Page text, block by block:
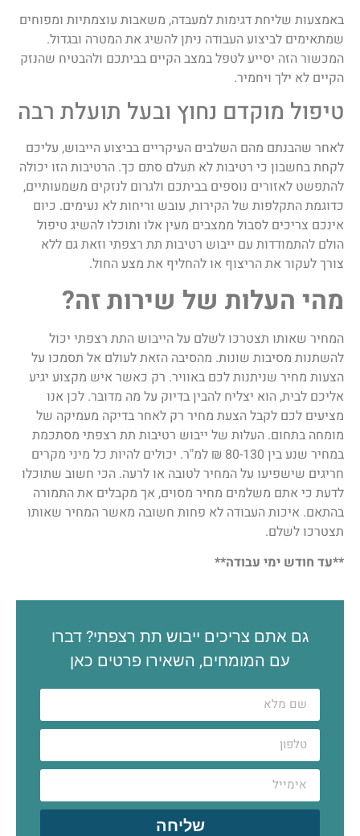
באמצעות שליחת דגימות למעבדה, משאבות עוצמתיות ומפוחים
שמתאימים לביצוע העבודה ניתן להשיג את המטרה ובגדול.
המכשור הזה יסייע לטפל במצב הקיים בביתכם ולהבטיח שהנזק
הקיים לא ילך ויחמיר.
טיפול מוקדם נחוץ ובעל תועלת רבה
לאחר שהבנתם מהם השלבים העיקריים בביצוע הייבוש, עליכם
לקחת בחשבון כי רטיבות לא תעלם סתם כך. הרטיבות הזו יכולה
להתפשט לאזורים נוספים בביתכם ולגרום לנזקים משמעותיים,
כדוגמת התקלפות של הקירות, עובש וריחות לא נעימים. כיום
אינכם צריכים לסבול ממצבים מעין אלו ותוכלו להשיג טיפול
הולם להתמודדות עם ייבוש רטיבות תת רצפתי וזאת גם ללא
צורך לעקור את הריצוף או להחליף את מצע החול.
מהי העלות של שירות זה?
המחיר שאותו תצטרכו לשלם על הייבוש התת רצפתי יכול
להשתנות מסיבות שונות. מהסיבה הזאת לעולם אל תסמכו על
הצעות מחיר שניתנות לכם באוויר. רק כאשר איש מקצוע יגיע
אליכם לבית, הוא יצליח להבין בדיוק על מה מדובר. לכן אנו
מציעים לכם לקבל הצעת מחיר רק לאחר בדיקה מעמיקה של
מומחה בתחום. העלות של ייבוש רטיבות תת רצפתי מסתכמת
במחיר שנע בין 80-130 ₪ למ"ר. יכולים להיות כל מיני מקרים
חריגים שישפיעו על המחיר לטובה או לרעה. הכי חשוב שתוכלו
לדעת כי אתם משלמים מחיר מסוים, אך מקבלים את התמורה
בהתאם. איכות העבודה לא פחות חשובה מאשר המחיר שאותו
תצטרכו לשלם.
**עד חודש ימי עבודה**
גם אתם צריכים ייבוש תת רצפתי? דברו
עם המומחים, השאירו פרטים כאן
שליחה